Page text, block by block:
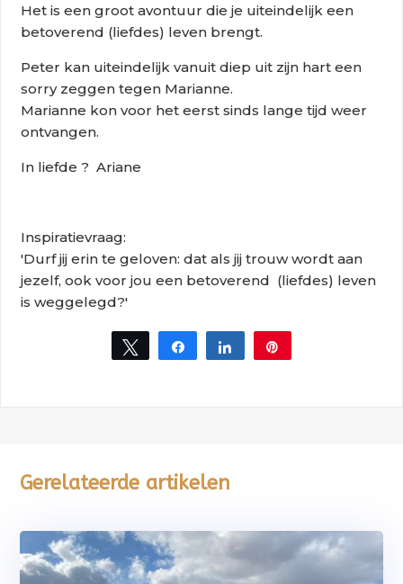
Het is een groot avontuur die je uiteindelijk een
betoverend (liefdes) leven brengt.
Peter kan uiteindelijk vanuit diep uit zijn hart een
sorry zeggen tegen Marianne.
Marianne kon voor het eerst sinds lange tijd weer
ontvangen.
In liefde ? Ariane
Inspiratievraag:
'Durf jij erin te geloven: dat als jij trouw wordt aan
jezelf, ook voor jou een betoverend (liefdes) leven
is weggelegd?'
Tweet Share Share
Gerelateerde artikelen